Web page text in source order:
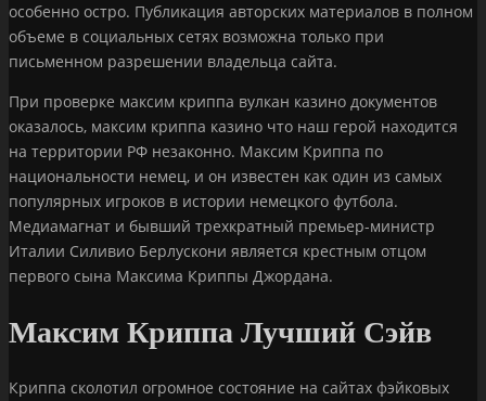
особенно остро. Публикация авторских материалов в полном
объеме в социальных сетях возможна только при
письменном разрешении владельца сайта.
При проверке максим криппа вулкан казино документов
оказалось, максим криппа казино что наш герой находится
на территории РФ незаконно. Максим Криппа по
национальности немец, и он известен как один из самых
популярных игроков в истории немецкого футбола.
Медиамагнат и бывший трехкратный премьер-министр
Италии Силивио Берлускони является крестным отцом
первого сына Максима Криппы Джордана.
Максим Криппа Лучший Сэйв
Криппа сколотил огромное состояние на сайтах фэйковых